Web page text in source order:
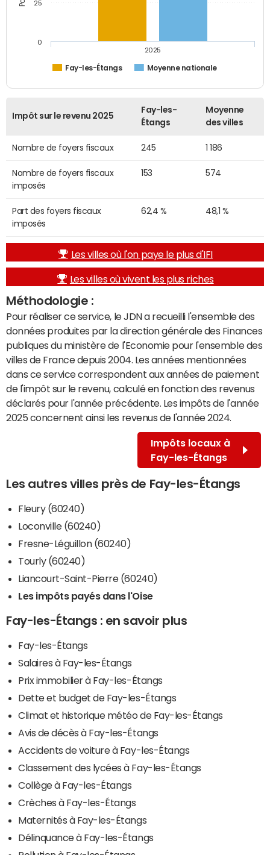
Fay-les-Étangs Moyenne nationale
2025
0
25
Impôt sur le revenu 2025
Fay-les-
Étangs
Moyenne
des villes
Nombre de foyers fiscaux 245 1 186
Nombre de foyers fiscaux
imposés
153 574
Part des foyers fiscaux
imposés
62,4 % 48,1 %
Les villes où l'on paye le plus d'IFI
Les villes où vivent les plus riches
Méthodologie :
Pour réaliser ce service, le JDN a recueilli l'ensemble des
données produites par la direction générale des Finances
publiques du ministère de l'Economie pour l'ensemble des
villes de France depuis 2004. Les années mentionnées
dans ce service correspondent aux années de paiement
de l'impôt sur le revenu, calculé en fonction des revenus
déclarés pour l'année précédente. Les impôts de l'année
2025 concernent ainsi les revenus de l'année 2024.
Impôts locaux à
Fay-les-Étangs
Les autres villes près de Fay-les-Étangs
Fleury (60240)
Loconville (60240)
Fresne-Léguillon (60240)
Tourly (60240)
Liancourt-Saint-Pierre (60240)
Les impôts payés dans l'Oise
Fay-les-Étangs : en savoir plus
Fay-les-Étangs
Salaires à Fay-les-Étangs
Prix immobilier à Fay-les-Étangs
Dette et budget de Fay-les-Étangs
Climat et historique météo de Fay-les-Étangs
Avis de décès à Fay-les-Étangs
Accidents de voiture à Fay-les-Étangs
Classement des lycées à Fay-les-Étangs
Collège à Fay-les-Étangs
Crèches à Fay-les-Étangs
Maternités à Fay-les-Étangs
Délinquance à Fay-les-Étangs